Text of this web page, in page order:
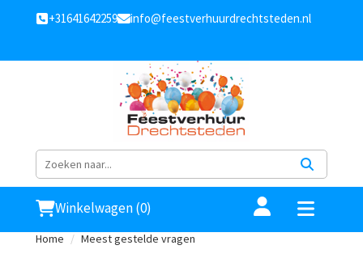
+31641642259 info@feestverhuurdrechtsteden.nl
Winkelwagen (0)
Home Meest gestelde vragen